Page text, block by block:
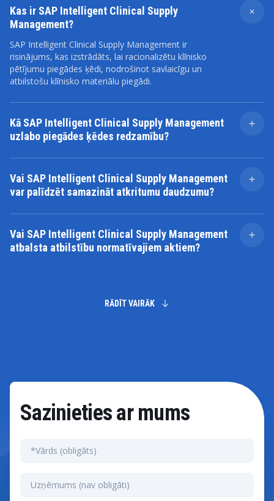
Kas ir SAP Intelligent Clinical Supply
Management?
SAP Intelligent Clinical Supply Management ir
risinājums, kas izstrādāts, lai racionalizētu klīnisko
pētījumu piegādes ķēdi, nodrošinot savlaicīgu un
atbilstošu klīnisko materiālu piegādi.
Kā SAP Intelligent Clinical Supply Management
uzlabo piegādes ķēdes redzamību?
Risinājums nodrošina reāllaika ieskatu krājumu un
pārraudzīt klīniskos pētījumus.
Vai SAP Intelligent Clinical Supply Management
var palīdzēt samazināt atkritumu daudzumu?
Jā, nodrošinot precīzu pieprasījuma prognozēšanu un
pārpalikumus un samazina izšķērdēšanu klīniskās
piegādes pārvaldībā.
Vai SAP Intelligent Clinical Supply Management
atbalsta atbilstību normatīvajiem aktiem?
RĀDĪT VAIRĀK
Sazinieties ar mums